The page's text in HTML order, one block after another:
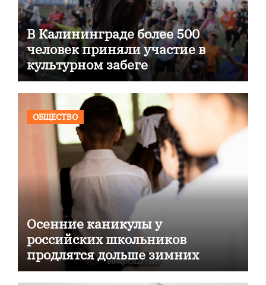
В Калининграде более 500
человек приняли участие в
культурном забеге
ОБЩЕСТВО
Осенние каникулы у
российских школьников
продлятся дольше зимних